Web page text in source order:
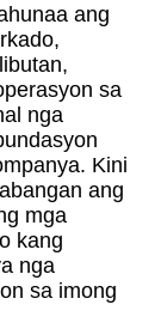
ang
sa
nga
Kini
ang
mga
kang
nga
sa imong